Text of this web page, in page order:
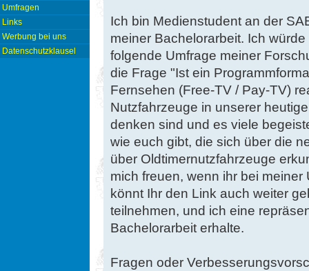
Umfragen
Links
Werbung bei uns
Datenschutzklausel
Ich bin Medienstudent an der
meiner Bachelorarbeit. Ich
folgende Umfrage meiner
die Frage "Ist ein
Fernsehen (Free-TV / Pay-TV)
Nutzfahrzeuge in unserer
denken sind und es viele
wie euch gibt, die sich über die
über Oldtimernutzfahrzeuge
mich freuen, wenn ihr bei
könnt Ihr den Link auch weiter
teilnehmen, und ich eine
Bachelorarbeit erhalte.
Fragen oder